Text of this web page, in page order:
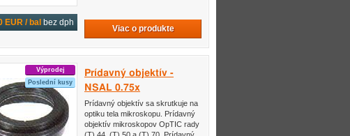
EUR / bal bez dph
Viac o produkte
Výprodej
Poslední kusy
Prídavný objektív -
NSAL 0.75x
Prídavný objektív sa skrutkuje na
optiku tela mikroskopu. Prídavný
objektív mikroskopov OpTIC rady